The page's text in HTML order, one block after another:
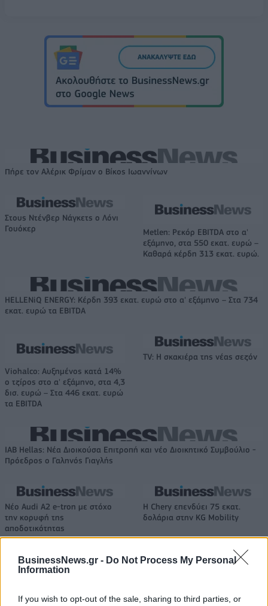
BusinessNews.gr - Do Not Process My Personal
Information
If you wish to opt-out of the sale, sharing to third parties, or
Πήρε τον Αλέρικ Φρίμαν ο Βίκος Ιωαννίνων
Στους Ντένβερ Νάγκετς ο Λόνι
Γουόκερ
Metlen: Ρεκόρ EBITDA στο α'
εξάμηνο, στα 550 εκατ. ευρώ –
Καθαρά κέρδη 313 εκατ. ευρώ.
HELLENiQ ENERGY: Κέρδη 393 εκατ. ευρώ στο α' εξάμηνο – Στα 734
εκατ. ευρώ τα EBITDA
Viohalco: Αυξημένος κατά 14%
ο τζίρος στο α' εξάμηνο, στα 4,3
δισ. ευρώ – Στα 446 εκατ. ευρώ
τα EBITDA
TV: Η σκακιέρα της νέας σεζόν
IAB Hellas: Νέα Διοικούσα Επιτροπή και νέο Διοικητικό Συμβούλιο -
Πρόεδρος ο Γαληνός Γιαγλής
Νέο Audi A2 e-tron με στόχο
την κορυφή της
αποδοτικότητας
Η Chery επενδύει 75 εκατ.
δολάρια στην KG Mobility
Το FIAT 500 Hybrid τώρα από 18.990 ευρώ